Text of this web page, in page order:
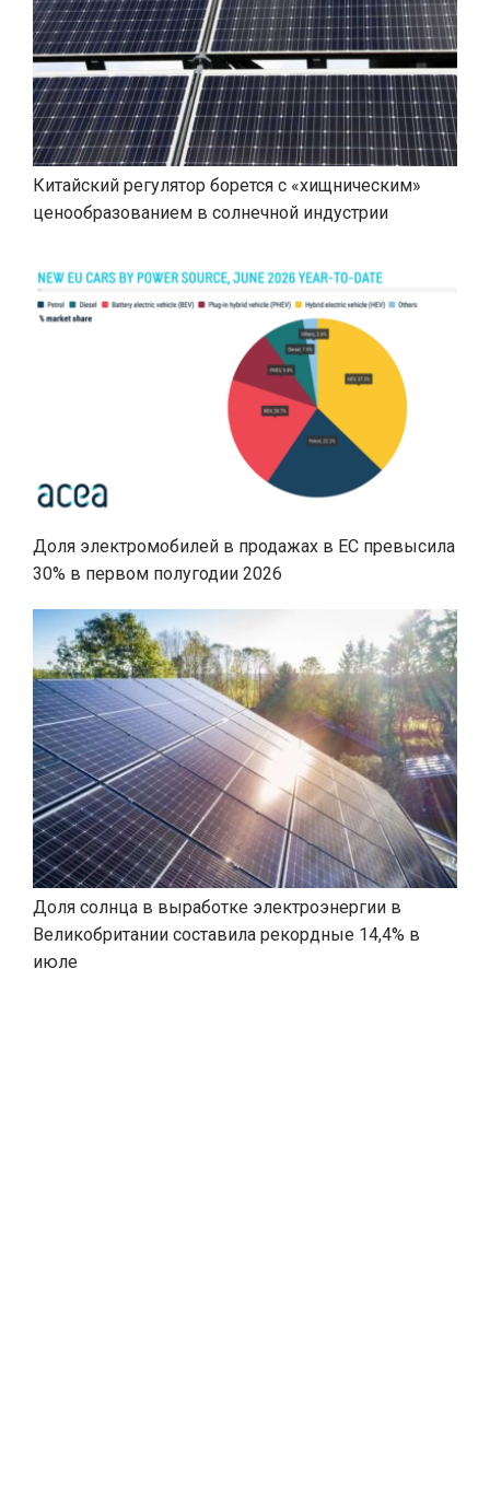
Китайский регулятор борется с «хищническим»
ценообразованием в солнечной индустрии
Доля электромобилей в продажах в ЕС превысила
30% в первом полугодии 2026
Доля солнца в выработке электроэнергии в
Великобритании составила рекордные 14,4% в
июле